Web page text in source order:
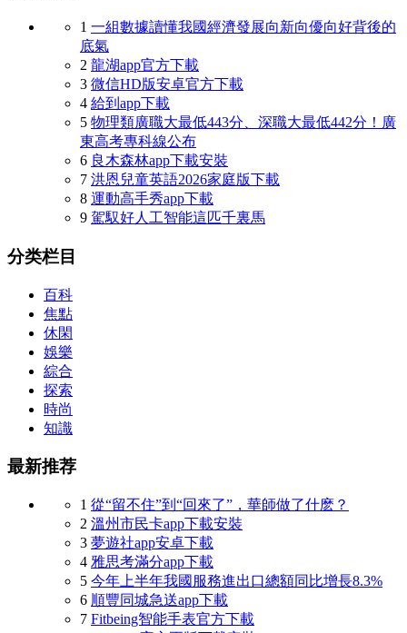
1 一組數據讀懂我國經濟發展向新向優向好背後的
底氣
2 龍湖app官方下載
3 微信HD版安卓官方下載
4 給到app下載
5 物理類廣職大最低443分、深職大最低442分！廣
東高考專科線公布
6 良木森林app下載安裝
7 洪恩兒童英語2026家庭版下載
8 運動高手秀app下載
9 駕馭好人工智能這匹千裏馬
分类栏目
百科
焦點
休閑
娛樂
綜合
探索
時尚
知識
最新推荐
1 從“留不住”到“回來了”，華師做了什麽？
2 溫州市民卡app下載安裝
3 夢遊社app安卓下載
4 雅思考滿分app下載
5 今年上半年我國服務進出口總額同比增長8.3%
6 順豐同城急送app下載
7 Fitbeing智能手表官方下載